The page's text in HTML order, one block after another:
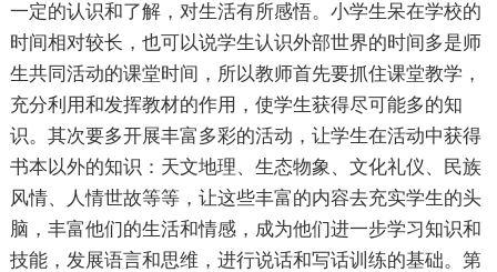
一定的认识和了解，对生活有所感悟。小学生呆在学校的
时间相对较长，也可以说学生认识外部世界的时间多是师
生共同活动的课堂时间，所以教师首先要抓住课堂教学，
充分利用和发挥教材的作用，使学生获得尽可能多的知
识。其次要多开展丰富多彩的活动，让学生在活动中获得
书本以外的知识：天文地理、生态物象、文化礼仪、民族
风情、人情世故等等，让这些丰富的内容去充实学生的头
脑，丰富他们的生活和情感，成为他们进一步学习知识和
技能，发展语言和思维，进行说话和写话训练的基础。第